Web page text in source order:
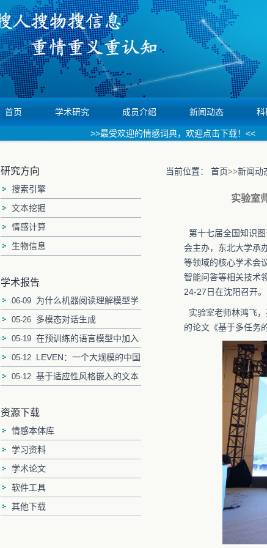
首页 学术研究 成员介绍 新闻动态 科
>>最受欢迎的情感词典，欢迎点击下载！<<
研究方向
搜索引擎
文本挖掘
情感计算
生物信息
学术报告
06-09 为什么机器阅读理解模型学
习捷径？
05-26 多模态对话生成
05-19 在预训练的语言模型中加入
显式知识以进行段落重新排序
05-12 LEVEN：一个大规模的中国
法律事件检测数据集
05-12 基于适应性风格嵌入的文本
资源下载
情感本体库
学习资料
学术论文
软件工具
其他下载
当前位置： 首页>>新闻动
实验室
第十七届全国知识
会主办，东北大学承
等领域的核心学术会
智能问答等相关技术
24-27日在沈阳召开。
实验室老师林鸿飞
的论文《基于多任务